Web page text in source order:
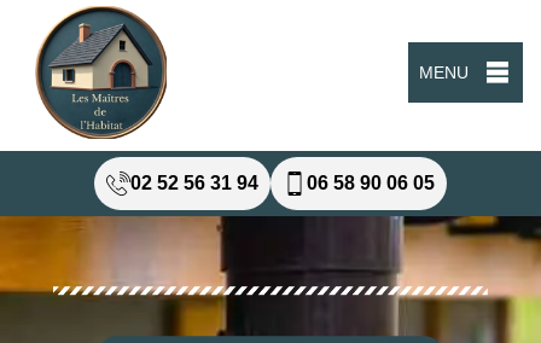
MENU
02 52 56 31 94 06 58 90 06 05